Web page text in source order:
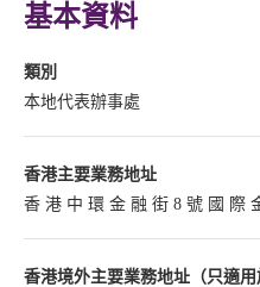
基本資料
類別
本地代表辦事處
香港主要業務地址
香 港 中 環 金 融 街 8 號 國 際
香港境外主要業務地址（只適